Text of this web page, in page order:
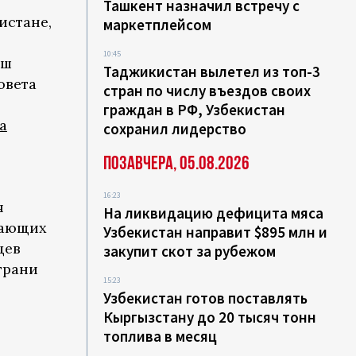
Ташкент назначил встречу с
маркетплейсом
10:45
Таджикистан вылетел из топ-3
стран по числу въездов своих
граждан в РФ, Узбекистан
сохранил лидерство
Позавчера, 05.08.2026
16:23
На ликвидацию дефицита мяса
Узбекистан направит $895 млн и
закупит скот за рубежом
15:23
Узбекистан готов поставлять
Кыргызстану до 20 тысяч тонн
топлива в месяц